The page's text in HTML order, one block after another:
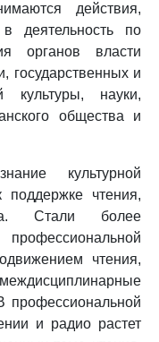
действия,
деятельность по
органов власти
государственных и
культуры, науки,
общества и
культурной
поддержке чтения,
Стали более
чтения,
профессиональной
и радио растет